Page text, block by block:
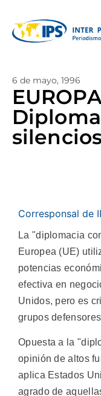
6 de mayo, 1996
Corresponsal de
La "diplomacia
Europea (UE)
potencias
efectiva en
Unidos, pero es
grupos
Opuesta a la
opinión de altos
aplica Estados
agrado de